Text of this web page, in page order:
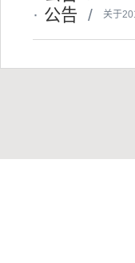
· 公告 / 关于